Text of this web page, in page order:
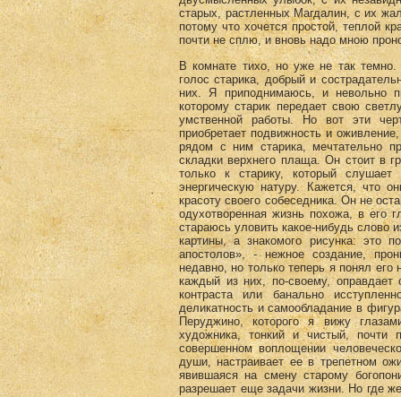
старых, растленных Магдалин, с их
потому что хочется простой, теплой
почти не сплю, и вновь надо мною
В комнате тихо, но уже не так
голос старика, добрый и
них. Я приподнимаюсь, и невольно
которому старик передает свою
умственной работы. Но вот эти
приобретает подвижность и
рядом с ним старика, мечтательно
складки верхнего плаща. Он стоит в
только к старику, который
энергическую натуру. Кажется, что
красоту своего собеседника. Он не
одухотворенная жизнь похожа, в его
стараюсь уловить какое-нибудь слово
картины, а знакомого рисунка: это
апостолов», - нежное создание,
недавно, но только теперь я понял
каждый из них, по-своему,
контраста или банально
деликатность и самообладание в
Перуджино, которого я вижу
художника, тонкий и чистый,
совершенном воплощении
души, настраивает ее в трепетном
явившаяся на смену старому
разрешает еще задачи жизни. Но где